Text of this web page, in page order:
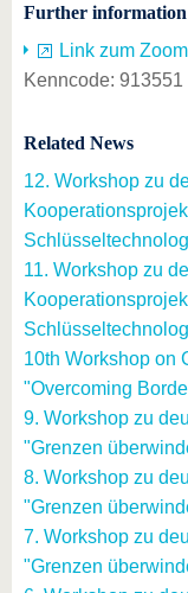
Further information
Link zum
Kenncode: 913551
Related News
12. Workshop zu
11. Workshop zu
10th Workshop on
"Overcoming
9. Workshop zu
"Grenzen
8. Workshop zu
"Grenzen
7. Workshop zu
"Grenzen